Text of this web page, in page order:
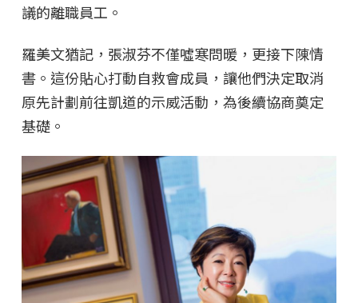
議的離職員工。
羅美文猶記，張淑芬不僅噓寒問暖，更接下陳情
書。這份貼心打動自救會成員，讓他們決定取消
原先計劃前往凱道的示威活動，為後續協商奠定
基礎。